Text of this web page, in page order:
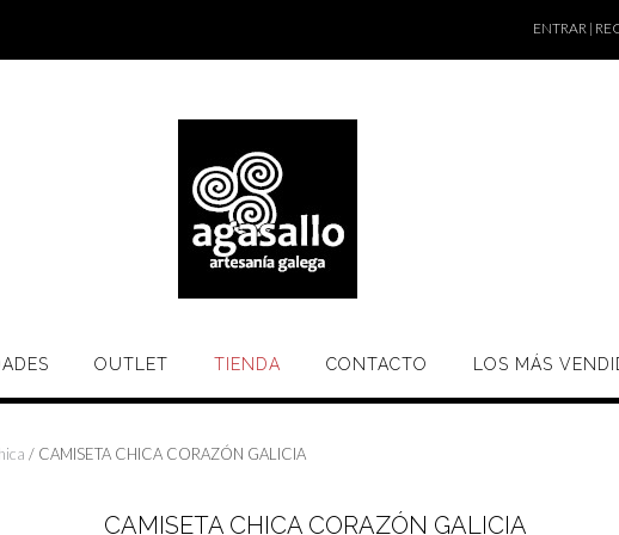
ENTRAR |
OUTLET TIENDA CONTACTO LOS MÁS
/ CAMISETA CHICA CORAZÓN GALICIA
CAMISETA CHICA CORAZÓN GALICIA